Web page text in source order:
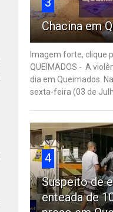
Chacina em
Imagem forte, clique
QUEIMADOS - A
dia em Queimados.
sexta-feira (03 de
4
Suspeito de
enteada de